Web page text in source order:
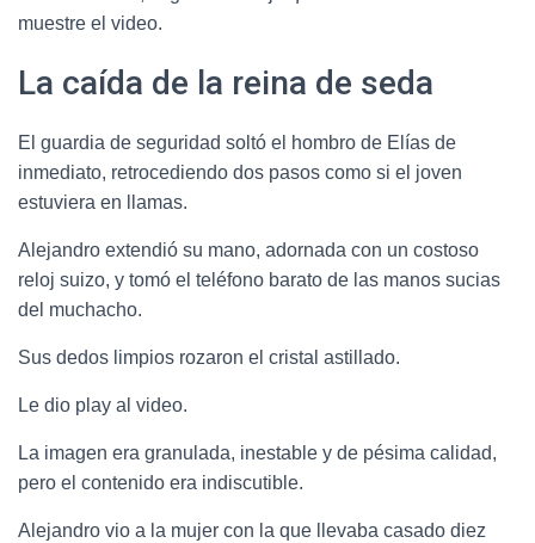
muestre el video.
La caída de la reina de seda
El guardia de seguridad soltó el hombro de Elías de
inmediato, retrocediendo dos pasos como si el joven
estuviera en llamas.
Alejandro extendió su mano, adornada con un costoso
reloj suizo, y tomó el teléfono barato de las manos sucias
del muchacho.
Sus dedos limpios rozaron el cristal astillado.
Le dio play al video.
La imagen era granulada, inestable y de pésima calidad,
pero el contenido era indiscutible.
Alejandro vio a la mujer con la que llevaba casado diez